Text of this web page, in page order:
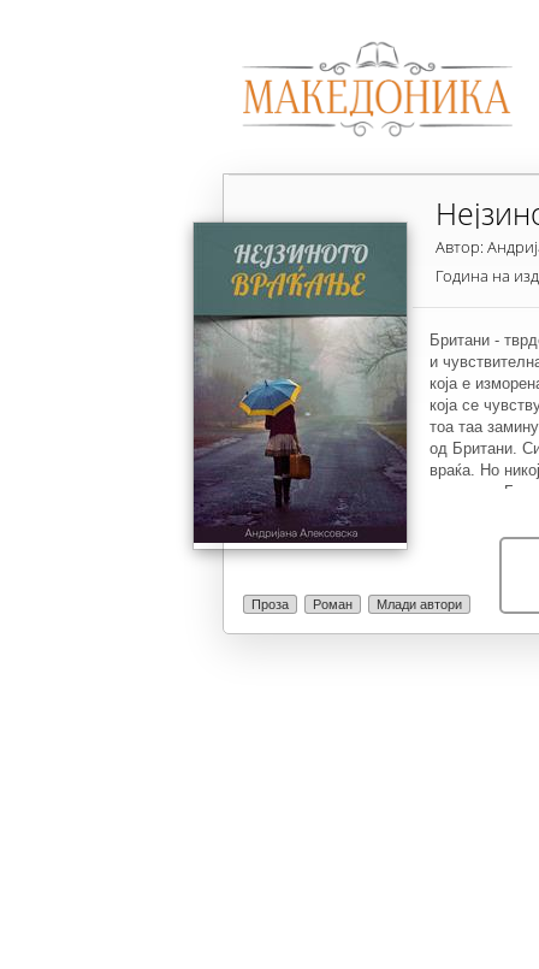
Проза Роман Млади автори
Автор:
Година на
Британи -
и
која е
која се
тоа таа
од Британи.
враќа. Но
спомнува
себе. Но со
хаос.